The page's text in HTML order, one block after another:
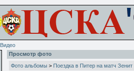
Видео
Просмотр фото
Фото альбомы > Поездка в Питер на матч